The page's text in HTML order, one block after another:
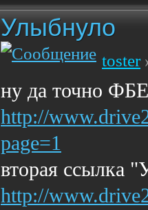
Улыбнуло
toster
ну да точно
http://
page=1
вторая ссылка
http://